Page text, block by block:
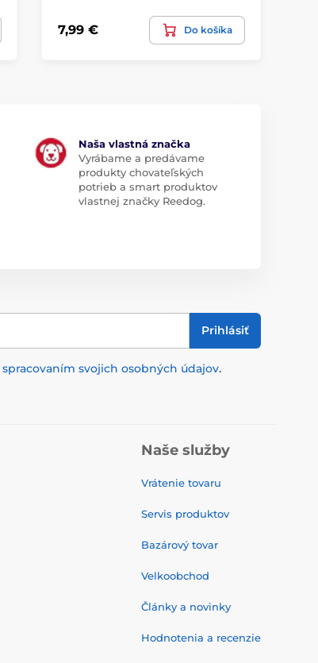
7,99 € Do košíka
Naša vlastná značka
Vyrábame a predávame
produkty chovateľských
potrieb a smart produktov
vlastnej značky Reedog.
Prihlásiť
spracovaním svojich osobných údajov.
Naše služby
Vrátenie tovaru
Servis produktov
Bazárový tovar
Velkoobchod
Články a novinky
Hodnotenia a recenzie